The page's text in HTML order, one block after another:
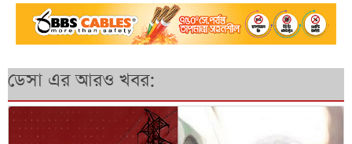
ডেসা এর আরও খবর: